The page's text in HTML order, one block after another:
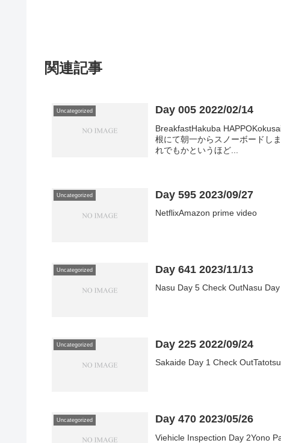
関連記事
Uncategorized Day 005 2022/02/14
BreakfastHakuba
根にて朝一からスノーボードし
れでもかというほど...
Uncategorized Day 595 2023/09/27
NetflixAmazon prime video
Uncategorized Day 641 2023/11/13
Nasu Day 5 Check OutNasu
Uncategorized Day 225 2022/09/24
Sakaide Day 1 Check
Uncategorized Day 470 2023/05/26
Viehicle Inspection Day 2Yono